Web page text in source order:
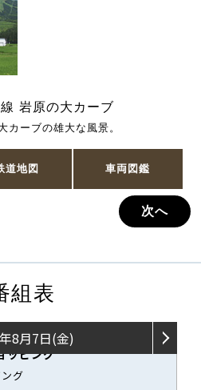
岩原の大カーブ
カーブの雄大な風景。
道地図 車両図鑑
次へ
組表